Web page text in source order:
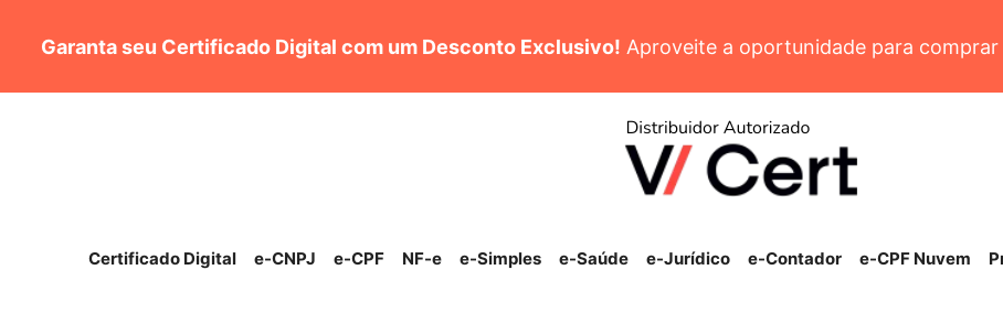
conteúdo
Garanta seu Certificado Digital com um Desconto Exclusivo! Aproveite a oportunidade para
Certificado Digital e-CNPJ e-CPF NF-e e-Simples e-Saúde e-Jurídico e-Contador e-CPF Nuvem